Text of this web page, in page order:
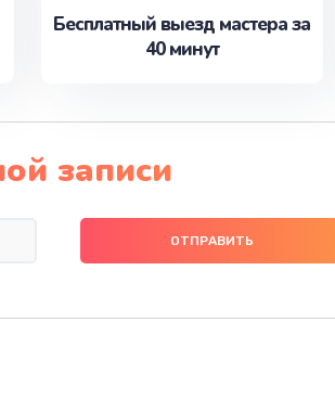
Бесплатный выезд мастера за
40 минут
записи